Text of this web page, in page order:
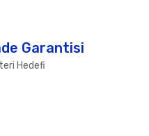
Garantisi
Hedefi